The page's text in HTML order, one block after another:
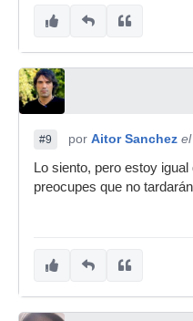
#9 por Aitor Sanchez
Lo siento, pero estoy
preocupes que no